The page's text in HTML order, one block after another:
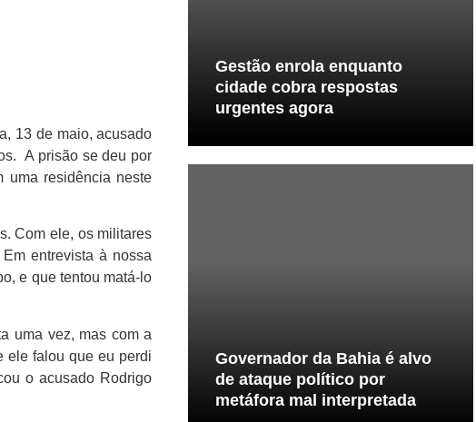
13 de maio, acusado
A prisão se deu por
uma residência neste
Com ele, os militares
entrevista à nossa
e que tentou matá-lo
uma vez, mas com a
ele falou que eu perdi
o acusado Rodrigo
Gestão enrola enquanto
cidade cobra respostas
urgentes agora
Governador da Bahia é alvo
de ataque político por
metáfora mal interpretada